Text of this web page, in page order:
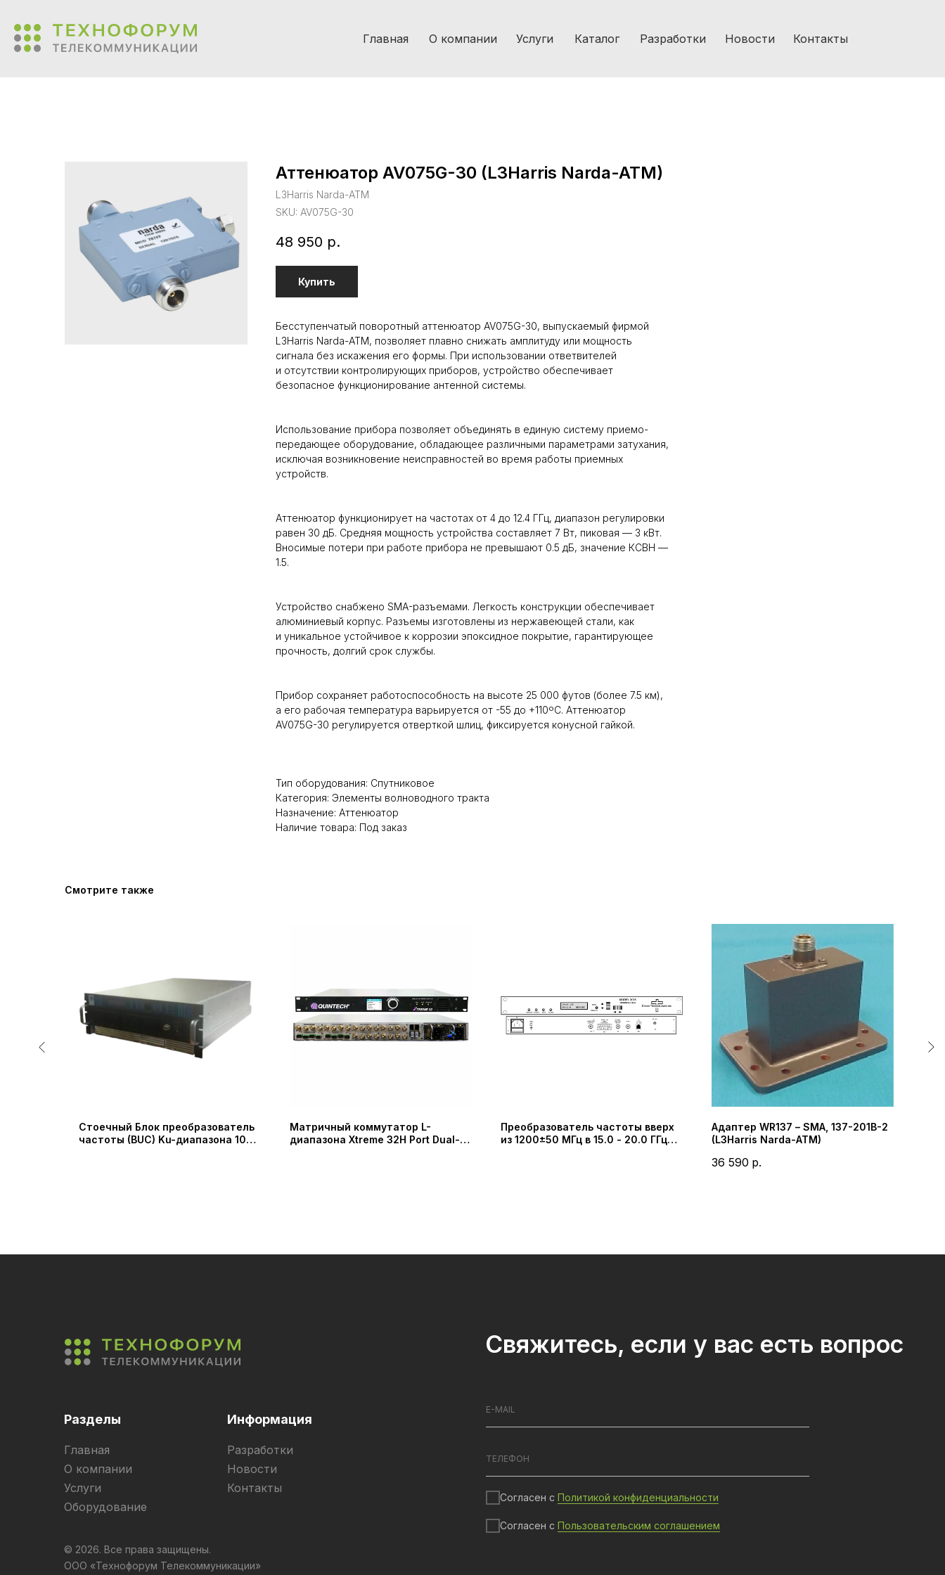
Главная О компании Услуги Каталог Разработки Новости Контакты
Аттенюатор AV075G-30 (L3Harris Narda-ATM)
L3Harris Narda-ATM
SKU: AV075G-30
48 950 р.
Купить
Бесступенчатый поворотный аттенюатор AV075G-30, выпускаемый фирмой
L3Harris Narda-ATM, позволяет плавно снижать амплитуду или мощность
сигнала без искажения его формы. При использовании ответвителей
и отсутствии контролирующих приборов, устройство обеспечивает
безопасное функционирование антенной системы.
Использование прибора позволяет объединять в единую систему приемо-
передающее оборудование, обладающее различными параметрами затухания,
исключая возникновение неисправностей во время работы приемных
устройств.
Аттенюатор функционирует на частотах от 4 до 12.4 ГГц, диапазон регулировки
равен 30 дБ. Средняя мощность устройства составляет 7 Вт, пиковая — 3 кВт.
Вносимые потери при работе прибора не превышают 0.5 дБ, значение КСВН —
1.5.
Устройство снабжено SMA-разъемами. Легкость конструкции обеспечивает
алюминиевый корпус. Разъемы изготовлены из нержавеющей стали, как
и уникальное устойчивое к коррозии эпоксидное покрытие, гарантирующее
прочность, долгий срок службы.
Прибор сохраняет работоспособность на высоте 25 000 футов (более 7.5 км),
а его рабочая температура варьируется от -55 до +110ºC. Аттенюатор
AV075G-30 регулируется отверткой шлиц, фиксируется конусной гайкой.
Тип оборудования: Спутниковое
Категория: Элементы волноводного тракта
Назначение: Аттенюатор
Наличие товара: Под заказ
Смотрите также
Стоечный Блок преобразователь
частоты (BUC) Ku-диапазона 100
Матричный коммутатор L-
диапазона Xtreme 32H Port Dual-
Преобразователь частоты вверх
из 1200±50 МГц в 15.0 - 20.0 ГГц
Адаптер WR137 – SMA, 137-201B-2
(L3Harris Narda-ATM)
36 590 р.
Разделы Информация
Главная
О компании
Услуги
Оборудование
Разработки
Новости
Контакты
© 2026. Все права защищены.
ООО «Технофорум Телекоммуникации»
Согласен с Политикой конфиденциальности
Согласен с Пользовательским соглашением
Свяжитесь, если у вас есть вопрос